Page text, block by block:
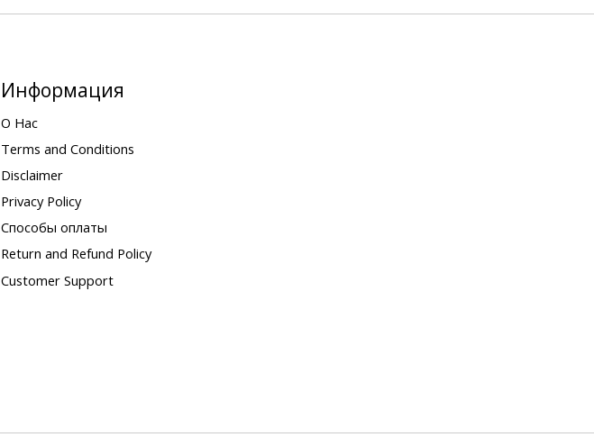
Информация
О Нас
Terms and Conditions
Disclaimer
Privacy Policy
Способы оплаты
Return and Refund Policy
Customer Support